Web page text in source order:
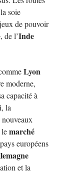
soie
de pouvoir
, de l’Inde
Lyon
moderne,
capacité à
la
nouveaux
marché
européens
et la